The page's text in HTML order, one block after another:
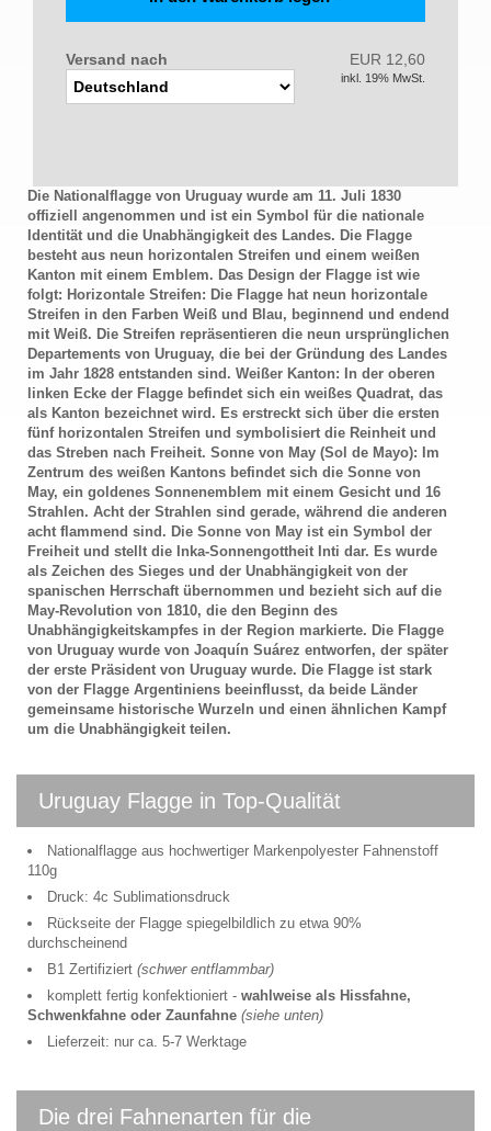
Versand nach EUR 12,60
inkl. 19% MwSt.
Die Nationalflagge von Uruguay wurde am 11. Juli 1830
offiziell angenommen und ist ein Symbol für die nationale
Identität und die Unabhängigkeit des Landes. Die Flagge
besteht aus neun horizontalen Streifen und einem weißen
Kanton mit einem Emblem. Das Design der Flagge ist wie
folgt: Horizontale Streifen: Die Flagge hat neun horizontale
Streifen in den Farben Weiß und Blau, beginnend und endend
mit Weiß. Die Streifen repräsentieren die neun ursprünglichen
Departements von Uruguay, die bei der Gründung des Landes
im Jahr 1828 entstanden sind. Weißer Kanton: In der oberen
linken Ecke der Flagge befindet sich ein weißes Quadrat, das
als Kanton bezeichnet wird. Es erstreckt sich über die ersten
fünf horizontalen Streifen und symbolisiert die Reinheit und
das Streben nach Freiheit. Sonne von May (Sol de Mayo): Im
Zentrum des weißen Kantons befindet sich die Sonne von
May, ein goldenes Sonnenemblem mit einem Gesicht und 16
Strahlen. Acht der Strahlen sind gerade, während die anderen
acht flammend sind. Die Sonne von May ist ein Symbol der
Freiheit und stellt die Inka-Sonnengottheit Inti dar. Es wurde
als Zeichen des Sieges und der Unabhängigkeit von der
spanischen Herrschaft übernommen und bezieht sich auf die
May-Revolution von 1810, die den Beginn des
Unabhängigkeitskampfes in der Region markierte. Die Flagge
von Uruguay wurde von Joaquín Suárez entworfen, der später
der erste Präsident von Uruguay wurde. Die Flagge ist stark
von der Flagge Argentiniens beeinflusst, da beide Länder
gemeinsame historische Wurzeln und einen ähnlichen Kampf
um die Unabhängigkeit teilen.
Uruguay Flagge in Top-Qualität
Nationalflagge aus hochwertiger Markenpolyester Fahnenstoff
110g
Druck: 4c Sublimationsdruck
Rückseite der Flagge spiegelbildlich zu etwa 90%
durchscheinend
B1 Zertifiziert (schwer entflammbar)
komplett fertig konfektioniert - wahlweise als Hissfahne,
Schwenkfahne oder Zaunfahne (siehe unten)
Lieferzeit: nur ca. 5-7 Werktage
Die drei Fahnenarten für die